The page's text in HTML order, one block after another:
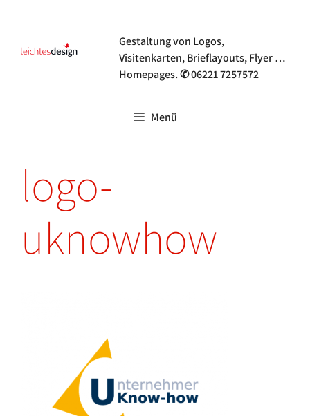
springen
Gestaltung von Logos,
Visitenkarten, Brieflayouts, Flyer …
Homepages. ✆ 06221 7257572
Menü
logo-
uknowhow